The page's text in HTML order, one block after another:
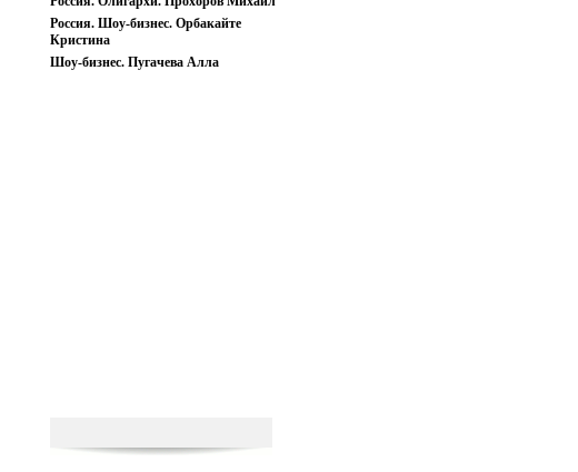
Россия. Шоу-бизнес. Орбакайте
Кристина
Шоу-бизнес. Пугачева Алла